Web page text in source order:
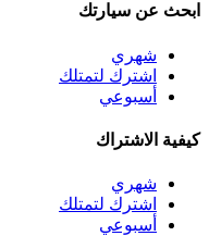
ابحث عن سيارتك
شهري
اشترك لتمتلك
أسبوعي
كيفية الاشتراك
شهري
اشترك لتمتلك
أسبوعي